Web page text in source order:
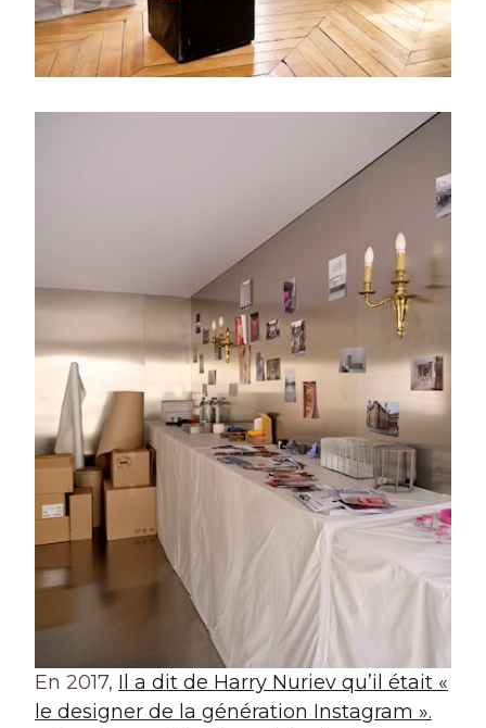
En 2017, Il a dit de Harry Nuriev qu’il était «
le designer de la génération Instagram ».